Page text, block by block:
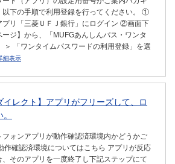
以下の手順で利用登録を行ってください。 ①
プリ「三菱ＵＦＪ銀行」にログイン ②画面下
ジ】から、「MUFGあんしんパス・ワンタ
＞ 「ワンタイムパスワードの利用登録」を選
細表示
イレクト】アプリがフリーズして、ロ
フォンアプリが動作確認済環境内かどうかご
作確認済環境についてはこちら アプリが反応
、そのアプリを一度終了し下記ステップにて